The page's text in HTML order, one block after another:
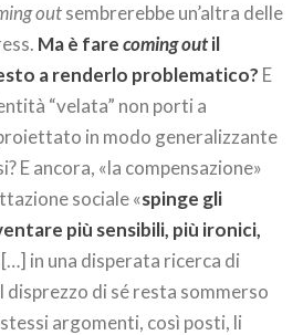
outsembrerebbe un’altra delle
Ma è farecoming outil
a renderlo problematico? E
“velata” non porti a
in modo generalizzante
E ancora, «la compensazione»
sociale «spinge gli
più sensibili, più ironici,
[…] in una disperata ricerca di
disprezzo di sé resta sommerso
argomenti, così posti, li